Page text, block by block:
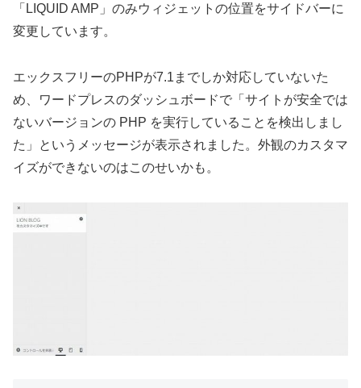
「LIQUID AMP」のみウィジェットの位置をサイドバーに
変更しています。
エックスフリーのPHPが7.1までしか対応していないた
め、ワードプレスのダッシュボードで「サイトが安全では
ないバージョンの PHP を実行していることを検出しまし
た」というメッセージが表示されました。外観のカスタマ
イズができないのはこのせいかも。